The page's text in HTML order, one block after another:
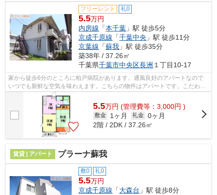
フリーレント 礼0
5.5万円
内房線 「本千葉 」駅 徒歩5分
京成千原線 「千葉中央 」駅 徒歩11分
京葉線 「蘇我 」駅 徒歩35分
築38年 / 37.26㎡
千葉県千葉市中央区長洲 １丁目10-17
家から徒歩6分のところに柏戸病院があります。通風良好のアパートなので
いつでも新鮮な空気を味わえます。こちらの物件はアパートです。こだわり
ポイント満載のフローラルA。気になる...
5.5万円 (管理費等：3,000円 )
敷金 1ヶ月 礼金 0ヶ月
2階 / 2DK / 37.26㎡
賃貸 | アパート プラーナ蘇我
敷0 礼0
5.5万円
京成千原線 「大森台 」駅 徒歩8分